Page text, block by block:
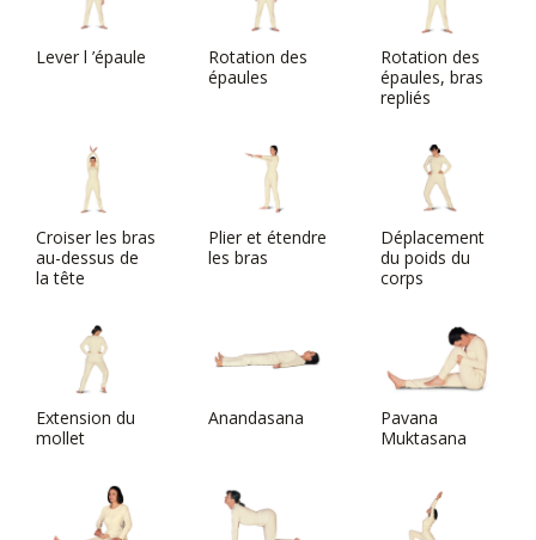
Lever l ’épaule
Rotation des
épaules
Rotation des
épaules, bras
repliés
Croiser les bras
au-dessus de
la tête
Plier et étendre
les bras
Déplacement
du poids du
corps
Extension du
mollet
Anandasana
Pavana
Muktasana